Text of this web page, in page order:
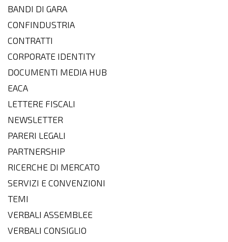
BANDI DI GARA
CONFINDUSTRIA
CONTRATTI
CORPORATE IDENTITY
DOCUMENTI MEDIA HUB
EACA
LETTERE FISCALI
NEWSLETTER
PARERI LEGALI
PARTNERSHIP
RICERCHE DI MERCATO
SERVIZI E CONVENZIONI
TEMI
VERBALI ASSEMBLEE
VERBALI CONSIGLIO